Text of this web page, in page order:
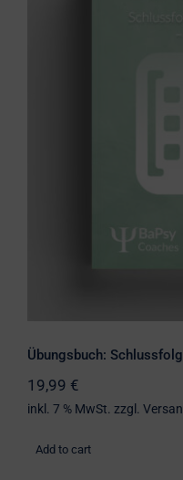
Übungsbuch:
19,99 €
inkl. 7 % MwSt. zzgl.
Add to cart